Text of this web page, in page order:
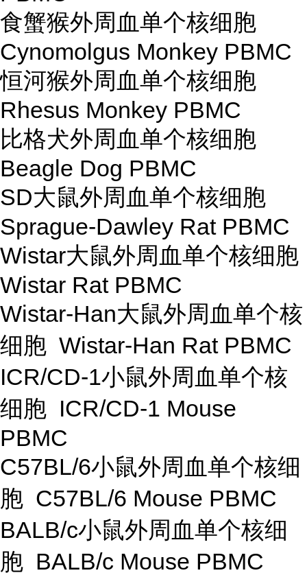
食蟹猴外周血单个核细胞
Cynomolgus Monkey PBMC
恒河猴外周血单个核细胞
Rhesus Monkey PBMC
比格犬外周血单个核细胞
Beagle Dog PBMC
SD大鼠外周血单个核细胞
Sprague-Dawley Rat PBMC
Wistar大鼠外周血单个核细胞
Wistar Rat PBMC
Wistar-Han大鼠外周血单个核
细胞 Wistar-Han Rat PBMC
ICR/CD-1小鼠外周血单个核
细胞 ICR/CD-1 Mouse
PBMC
C57BL/6小鼠外周血单个核细
胞 C57BL/6 Mouse PBMC
BALB/c小鼠外周血单个核细
胞 BALB/c Mouse PBMC